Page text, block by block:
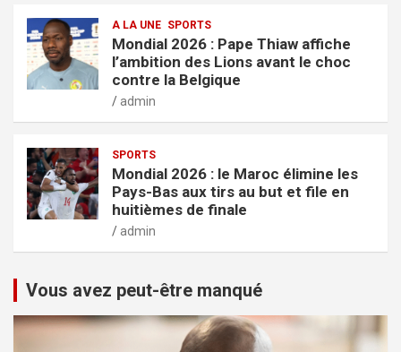
A LA UNE SPORTS
Mondial 2026 : Pape Thiaw affiche
l’ambition des Lions avant le choc
contre la Belgique
admin
SPORTS
Mondial 2026 : le Maroc élimine les
Pays-Bas aux tirs au but et file en
huitièmes de finale
admin
Vous avez peut-être manqué